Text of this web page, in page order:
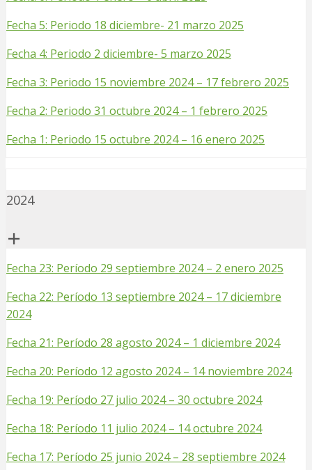
Fecha 5: Periodo 18 diciembre- 21 marzo 2025
Fecha 4: Periodo 2 diciembre- 5 marzo 2025
Fecha 3: Periodo 15 noviembre 2024 – 17 febrero 2025
Fecha 2: Periodo 31 octubre 2024 – 1 febrero 2025
Fecha 1: Periodo 15 octubre 2024 – 16 enero 2025
2024
Fecha 23: Período 29 septiembre 2024 – 2 enero 2025
Fecha 22: Período 13 septiembre 2024 – 17 diciembre
2024
Fecha 21: Período 28 agosto 2024 – 1 diciembre 2024
Fecha 20: Período 12 agosto 2024 – 14 noviembre 2024
Fecha 19: Período 27 julio 2024 – 30 octubre 2024
Fecha 18: Período 11 julio 2024 – 14 octubre 2024
Fecha 17: Período 25 junio 2024 – 28 septiembre 2024